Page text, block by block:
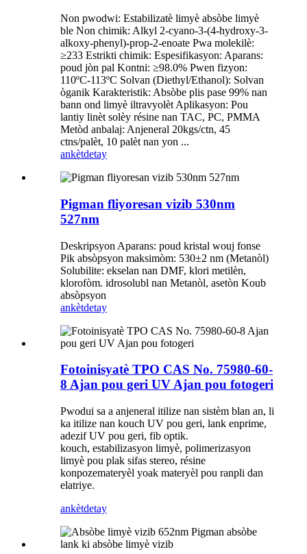
Non pwodwi: Estabilizatè limyè absòbe limyè
ble Non chimik: Alkyl 2-cyano-3-(4-hydroxy-3-
alkoxy-phenyl)-prop-2-enoate Pwa molekilè:
≥233 Estrikti chimik: Espesifikasyon: Aparans:
poud jòn pal Kontni: ≥98.0% Pwen fizyon:
110ºC-113ºC Solvan (Diethyl/Ethanol): Solvan
òganik Karakteristik: Absòbe plis pase 99% nan
bann ond limyè iltravyolèt Aplikasyon: Pou
lantiy linèt solèy résine nan TAC, PC, PMMA
Metòd anbalaj: Anjeneral 20kgs/ctn, 45
ctns/palèt, 10 palèt nan yon ...
ankètdetay
Pigman fliyoresan vizib 530nm
527nm
Deskripsyon Aparans: poud kristal wouj fonse
Pik absòpsyon maksimòm: 530±2 nm (Metanòl)
Solubilite: ekselan nan DMF, klori metilèn,
klorofòm. idrosolubl nan Metanòl, asetòn Koub
absòpsyon
ankètdetay
Fotoinisyatè TPO CAS No. 75980-60-
8 Ajan pou geri UV Ajan pou fotogeri
Pwodui sa a anjeneral itilize nan sistèm blan an, li
ka itilize nan kouch UV pou geri, lank enprime,
adezif UV pou geri, fib optik.
kouch, estabilizasyon limyè, polimerizasyon
limyè pou plak sifas stereo, résine
konpozemateryèl yoak materyèl pou ranpli dan
elatriye.
ankètdetay